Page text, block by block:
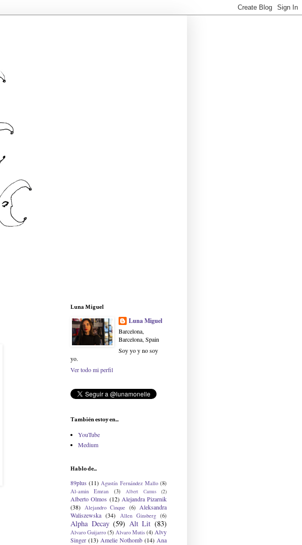
Luna Miguel
Luna Miguel
Barcelona,
Barcelona, Spain
Soy yo y no soy
yo.
Ver todo mi perfil
También estoy en...
YouTube
Medium
Hablo de...
89plus (11) Agustín Fernández Mallo (8)
Al-amin Emran
(3) Albert Camus (2)
Alberto Olmos (12) Alejandra Pizarnik
(38)
Alejandro Cinque (6)
Aleksandra
Waliszewska (34) Allen Ginsberg (6)
Alpha Decay (59) Alt Lit (83)
Alvaro Guijarro (5) Alvaro Mutis (4) Alvy
Singer (13) Amelie Nothomb (14) Ana